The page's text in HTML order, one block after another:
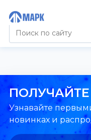
Узнавайте
новинках и